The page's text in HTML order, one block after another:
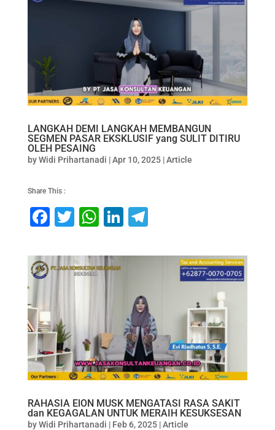
o
k
p
dI
n m
LANGKAH DEMI LANGKAH MEMBANGUN
SEGMEN PASAR EKSKLUSIF yang SULIT DITIRU
OLEH PESAING
byWidi Prihartanadi |Apr 10, 2025|Article
Share This :
F
c
e
o
o
k
T
tt
er
W
at
s
A
p
p
Li
k
dI
n
T
e
m
RAHASIA ElON MUSK MENGATASI RASA SAKIT
dan KEGAGALAN UNTUK MERAIH KESUKSESAN
byWidi Prihartanadi | Feb 6, 2025|Article